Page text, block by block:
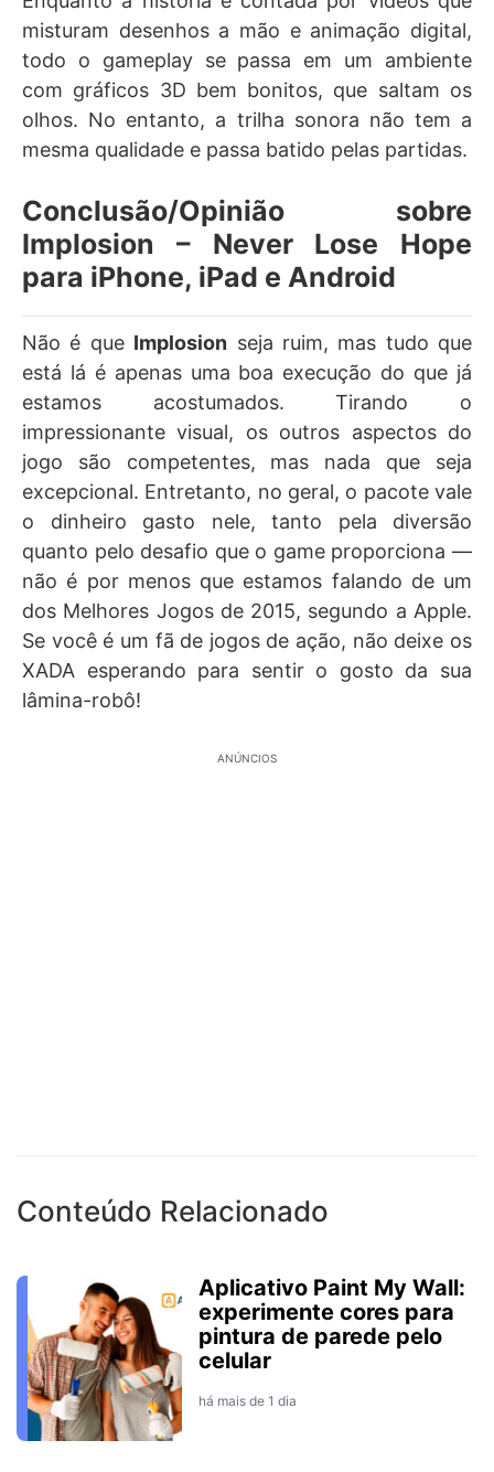
misturam desenhos a mão e animação digital,
todo o gameplay se passa em um ambiente
com gráficos 3D bem bonitos, que saltam os
olhos. No entanto, a trilha sonora não tem a
mesma qualidade e passa batido pelas partidas.
Conclusão/Opinião sobre
Implosion – Never Lose Hope
para iPhone, iPad e Android
Não é que Implosion seja ruim, mas tudo que
está lá é apenas uma boa execução do que já
estamos acostumados. Tirando o
impressionante visual, os outros aspectos do
jogo são competentes, mas nada que seja
excepcional. Entretanto, no geral, o pacote vale
o dinheiro gasto nele, tanto pela diversão
quanto pelo desafio que o game proporciona —
não é por menos que estamos falando de um
dos Melhores Jogos de 2015, segundo a Apple.
Se você é um fã de jogos de ação, não deixe os
XADA esperando para sentir o gosto da sua
lâmina-robô!
ANÚNCIOS
Conteúdo Relacionado
Aplicativo Paint My Wall:
experimente cores para
pintura de parede pelo
celular
há mais de 1 dia